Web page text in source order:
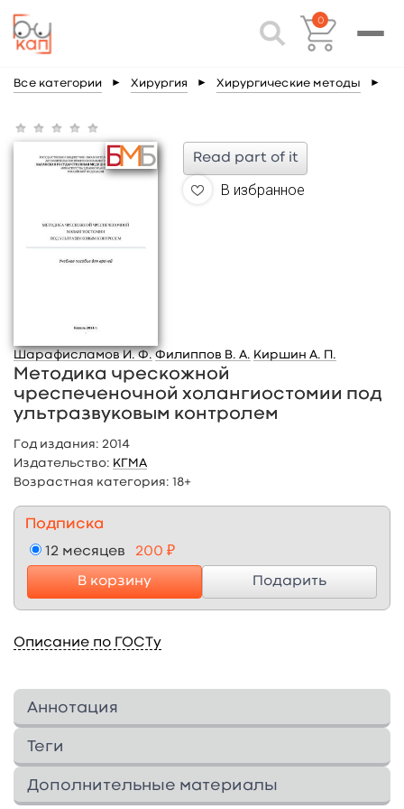
0
Все категории ► Хирургия ► Хирургические методы ►
Read part of it
В избранное
Шарафисламов И. Ф. Филиппов В. А. Киршин А. П.
Методика чрескожной
чреспеченочной холангиостомии под
ультразвуковым контролем
Год издания: 2014
Издательство: КГМА
Возрастная категория: 18+
Подписка
12 месяцев 200 ₽
В корзину Подарить
Описание по ГОСТу
Аннотация
Учебное пособие посвящено методике
чрескожного чреспеченочного
дренирования внутрипеченочных желчных
протоков под ультразвуковым контролем.
Теги
Дополнительные материалы